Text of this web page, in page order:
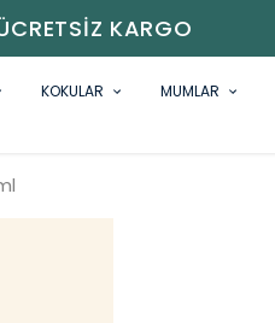
KARGO
KOKULAR MUMLAR